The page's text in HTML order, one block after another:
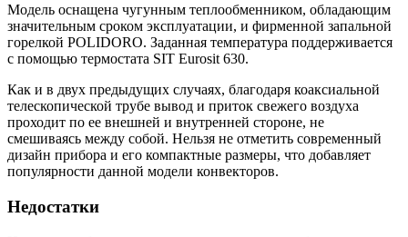
Модель оснащена чугунным теплообменником, обладающим
значительным сроком эксплуатации, и фирменной запальной
горелкой POLIDORO. Заданная температура поддерживается
с помощью термостата SIT Eurosit 630.
Как и в двух предыдущих случаях, благодаря коаксиальной
телескопической трубе вывод и приток свежего воздуха
проходит по ее внешней и внутренней стороне, не
смешиваясь между собой. Нельзя не отметить современный
дизайн прибора и его компактные размеры, что добавляет
популярности данной модели конвекторов.
Недостатки